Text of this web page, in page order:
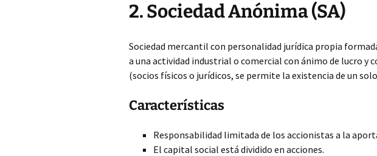
2. Sociedad Anónima (SA)
Sociedad mercantil con personalidad jurídica propia
a una actividad industrial o comercial con ánimo de lucro y
(socios físicos o jurídicos, se permite la existencia de un solo
Características
Responsabilidad limitada de los accionistas a la
El capital social está dividido en acciones.